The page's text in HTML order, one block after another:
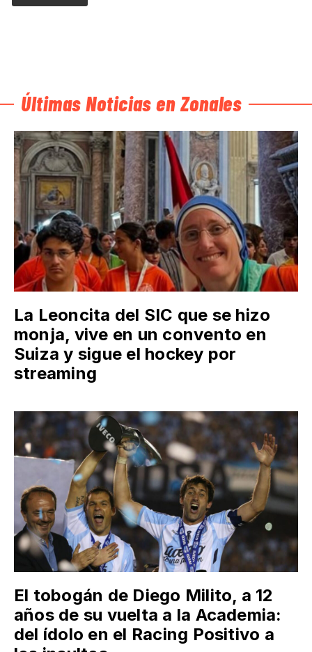
Últimas Noticias en Zonales
La Leoncita del SIC que se hizo
monja, vive en un convento en
Suiza y sigue el hockey por
streaming
El tobogán de Diego Milito, a 12
años de su vuelta a la Academia:
del ídolo en el Racing Positivo a